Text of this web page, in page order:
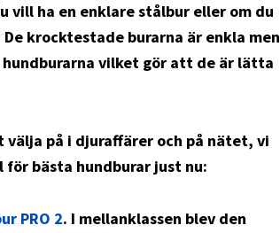
vill ha en enklare stålbur eller om du
krocktestade burarna är enkla men
vilket gör att de är lätta
på i djuraffärer och på nätet, vi
bästa hundburar just nu:
PRO 2. I mellanklassen blev den